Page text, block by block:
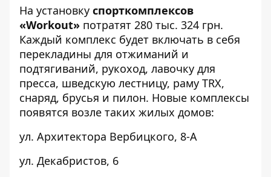
На установку спорткомплексов
«Workout» потратят 280 тыс. 324 грн.
Каждый комплекс будет включать в себя
перекладины для отжиманий и
подтягиваний, рукоход, лавочку для
пресса, шведскую лестницу, раму TRX,
снаряд, брусья и пилон. Новые комплексы
появятся возле таких жилых домов:
ул. Архитектора Вербицкого, 8-А
ул. Декабристов, 6